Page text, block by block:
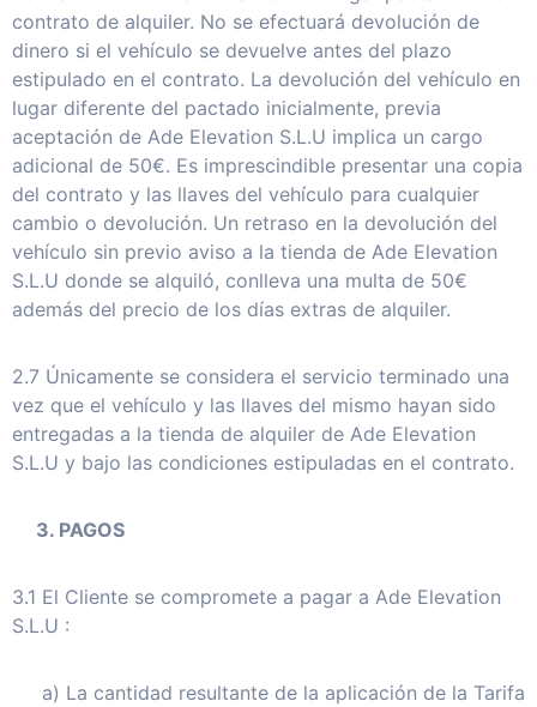
contrato de alquiler. No se efectuará devolución de
dinero si el vehículo se devuelve antes del plazo
estipulado en el contrato. La devolución del vehículo en
lugar diferente del pactado inicialmente, previa
aceptación de Ade Elevation S.L.U implica un cargo
adicional de 50€. Es imprescindible presentar una copia
del contrato y las llaves del vehículo para cualquier
cambio o devolución. Un retraso en la devolución del
vehículo sin previo aviso a la tienda de Ade Elevation
S.L.U donde se alquiló, conlleva una multa de 50€
además del precio de los días extras de alquiler.
2.7 Únicamente se considera el servicio terminado una
vez que el vehículo y las llaves del mismo hayan sido
entregadas a la tienda de alquiler de Ade Elevation
S.L.U y bajo las condiciones estipuladas en el contrato.
3. PAGOS
3.1 El Cliente se compromete a pagar a Ade Elevation
S.L.U :
a) La cantidad resultante de la aplicación de la Tarifa